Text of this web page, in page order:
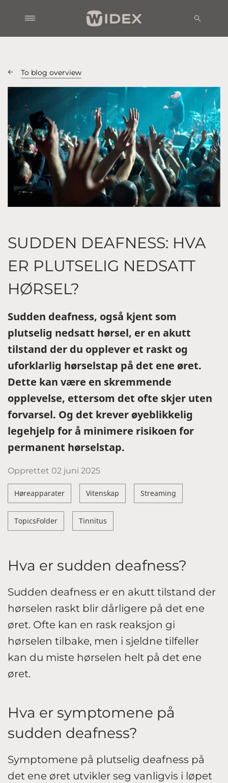
To blog overview
SUDDEN DEAFNESS: HVA
ER PLUTSELIG NEDSATT
HØRSEL?
Sudden deafness, også kjent som
plutselig nedsatt hørsel, er en akutt
tilstand der du opplever et raskt og
uforklarlig hørselstap på det ene øret.
Dette kan være en skremmende
opplevelse, ettersom det ofte skjer uten
forvarsel. Og det krever øyeblikkelig
legehjelp for å minimere risikoen for
permanent hørselstap.
Opprettet 02 juni 2025
Høreapparater Vitenskap Streaming
TopicsFolder Tinnitus
Hva er sudden deafness?
Sudden deafness er en akutt tilstand der
hørselen raskt blir dårligere på det ene
øret. Ofte kan en rask reaksjon gi
hørselen tilbake, men i sjeldne tilfeller
kan du miste hørselen helt på det ene
øret.
Hva er symptomene på
sudden deafness?
Symptomene på plutselig deafness på
det ene øret utvikler seg vanligvis i løpet